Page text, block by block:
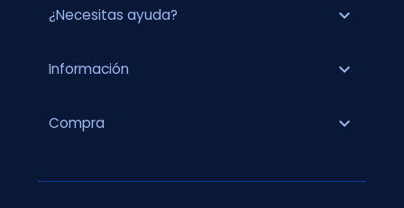
¿Necesitas ayuda? expand_more
Información expand_more
Compra expand_more